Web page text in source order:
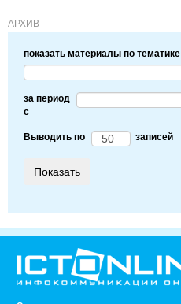
АРХИВ
показать материалы по тематике
за период
c
Выводить по записей